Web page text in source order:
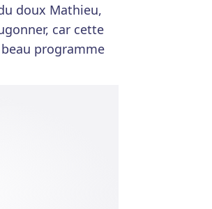
doux Mathieu,
car cette
programme